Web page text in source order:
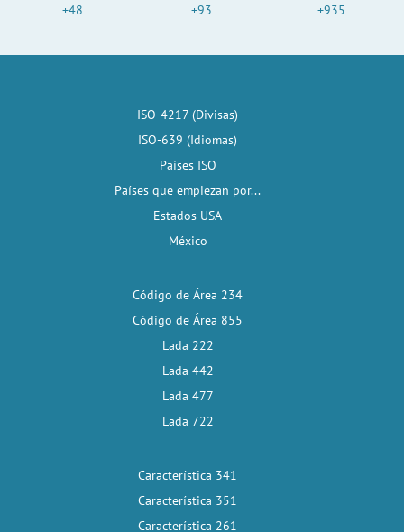
+48
+93
+935
ISO-4217 (Divisas)
ISO-639 (Idiomas)
Países ISO
Países que empiezan por...
Estados USA
México
Código de Área 234
Código de Área 855
Lada 222
Lada 442
Lada 477
Lada 722
Característica 341
Característica 351
Característica 261